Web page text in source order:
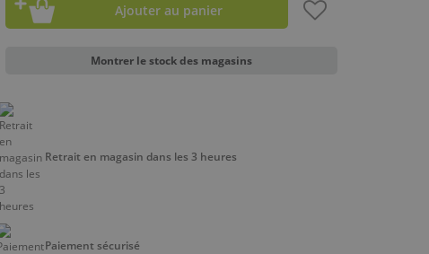
Ajouter au panier
Montrer le stock des magasins
Retrait en magasin dans les 3 heures
Paiement sécurisé